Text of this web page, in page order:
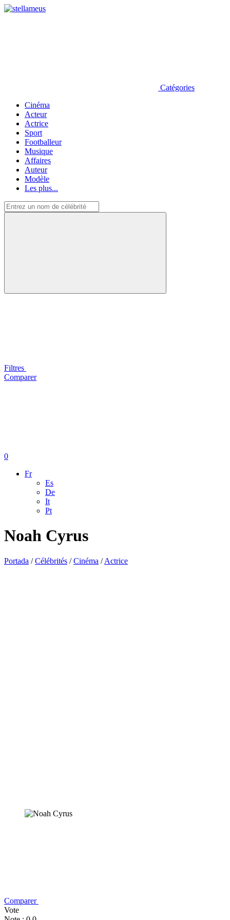
Catégories
Cinéma
Acteur
Actrice
Sport
Footballeur
Musique
Affaires
Auteur
Modèle
Les plus...
Filtres
Comparer
0
Fr
Es
De
It
Pt
Noah Cyrus
Portada /Célébrités /Cinéma /Actrice
Comparer
Vote